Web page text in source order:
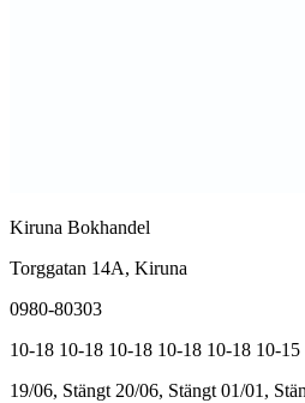
Kiruna Bokhandel
Torggatan 14A, Kiruna
0980-80303
10-18 10-18 10-18 10-18 10-18 10-15
19/06, Stängt 20/06, Stängt 01/01,